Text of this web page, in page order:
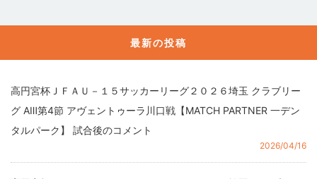
最新の投稿
高円宮杯ＪＦＡＵ－１５サッカーリーグ２０２６埼玉 クラブリー
グ AⅢ第4節 アヴェントゥーラ川口戦【MATCH PARTNER 一デン
タルパーク】 試合後のコメント
2026/04/16